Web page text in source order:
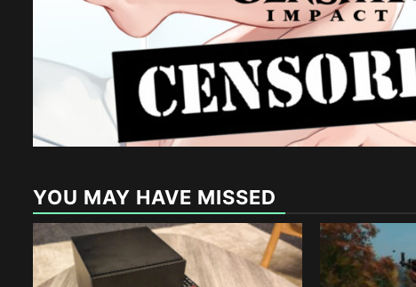
YOU MAY HAVE MISSED